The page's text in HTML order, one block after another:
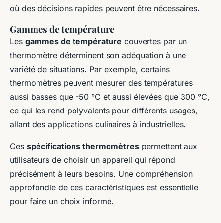
où des décisions rapides peuvent être nécessaires.
Gammes de température
Les gammes de température couvertes par un
thermomètre déterminent son adéquation à une
variété de situations. Par exemple, certains
thermomètres peuvent mesurer des températures
aussi basses que -50 °C et aussi élevées que 300 °C,
ce qui les rend polyvalents pour différents usages,
allant des applications culinaires à industrielles.
Ces spécifications thermomètres permettent aux
utilisateurs de choisir un appareil qui répond
précisément à leurs besoins. Une compréhension
approfondie de ces caractéristiques est essentielle
pour faire un choix informé.